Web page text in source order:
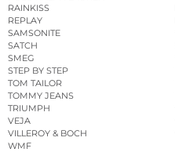
RAINKISS
REPLAY
SAMSONITE
SATCH
SMEG
STEP BY STEP
TOM TAILOR
TOMMY JEANS
TRIUMPH
VEJA
VILLEROY & BOCH
WMF